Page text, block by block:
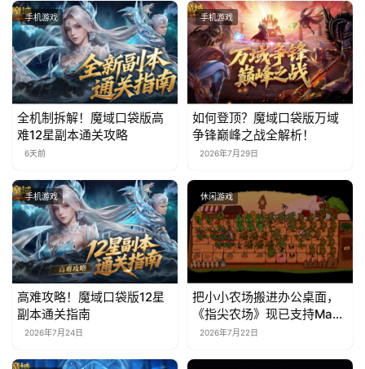
手机游戏
全机制拆解！魔域口袋版高
难12星副本通关攻略
6天前
手机游戏
如何登顶？魔域口袋版万域
争锋巅峰之战全解析！
2026年7月29日
手机游戏
高难攻略！魔域口袋版12星
副本通关指南
2026年7月24日
休闲游戏
把小小农场搬进办公桌面，
《指尖农场》现已支持Mac
系统！
2026年7月22日